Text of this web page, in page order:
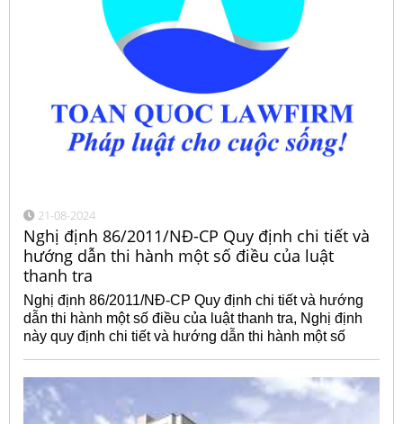
21-08-2024
Nghị định 86/2011/NĐ-CP Quy định chi tiết và
hướng dẫn thi hành một số điều của luật
thanh tra
Nghị định 86/2011/NĐ-CP Quy định chi tiết và hướng
dẫn thi hành một số điều của luật thanh tra, Nghị định
này quy định chi tiết và hướng dẫn thi hành một số